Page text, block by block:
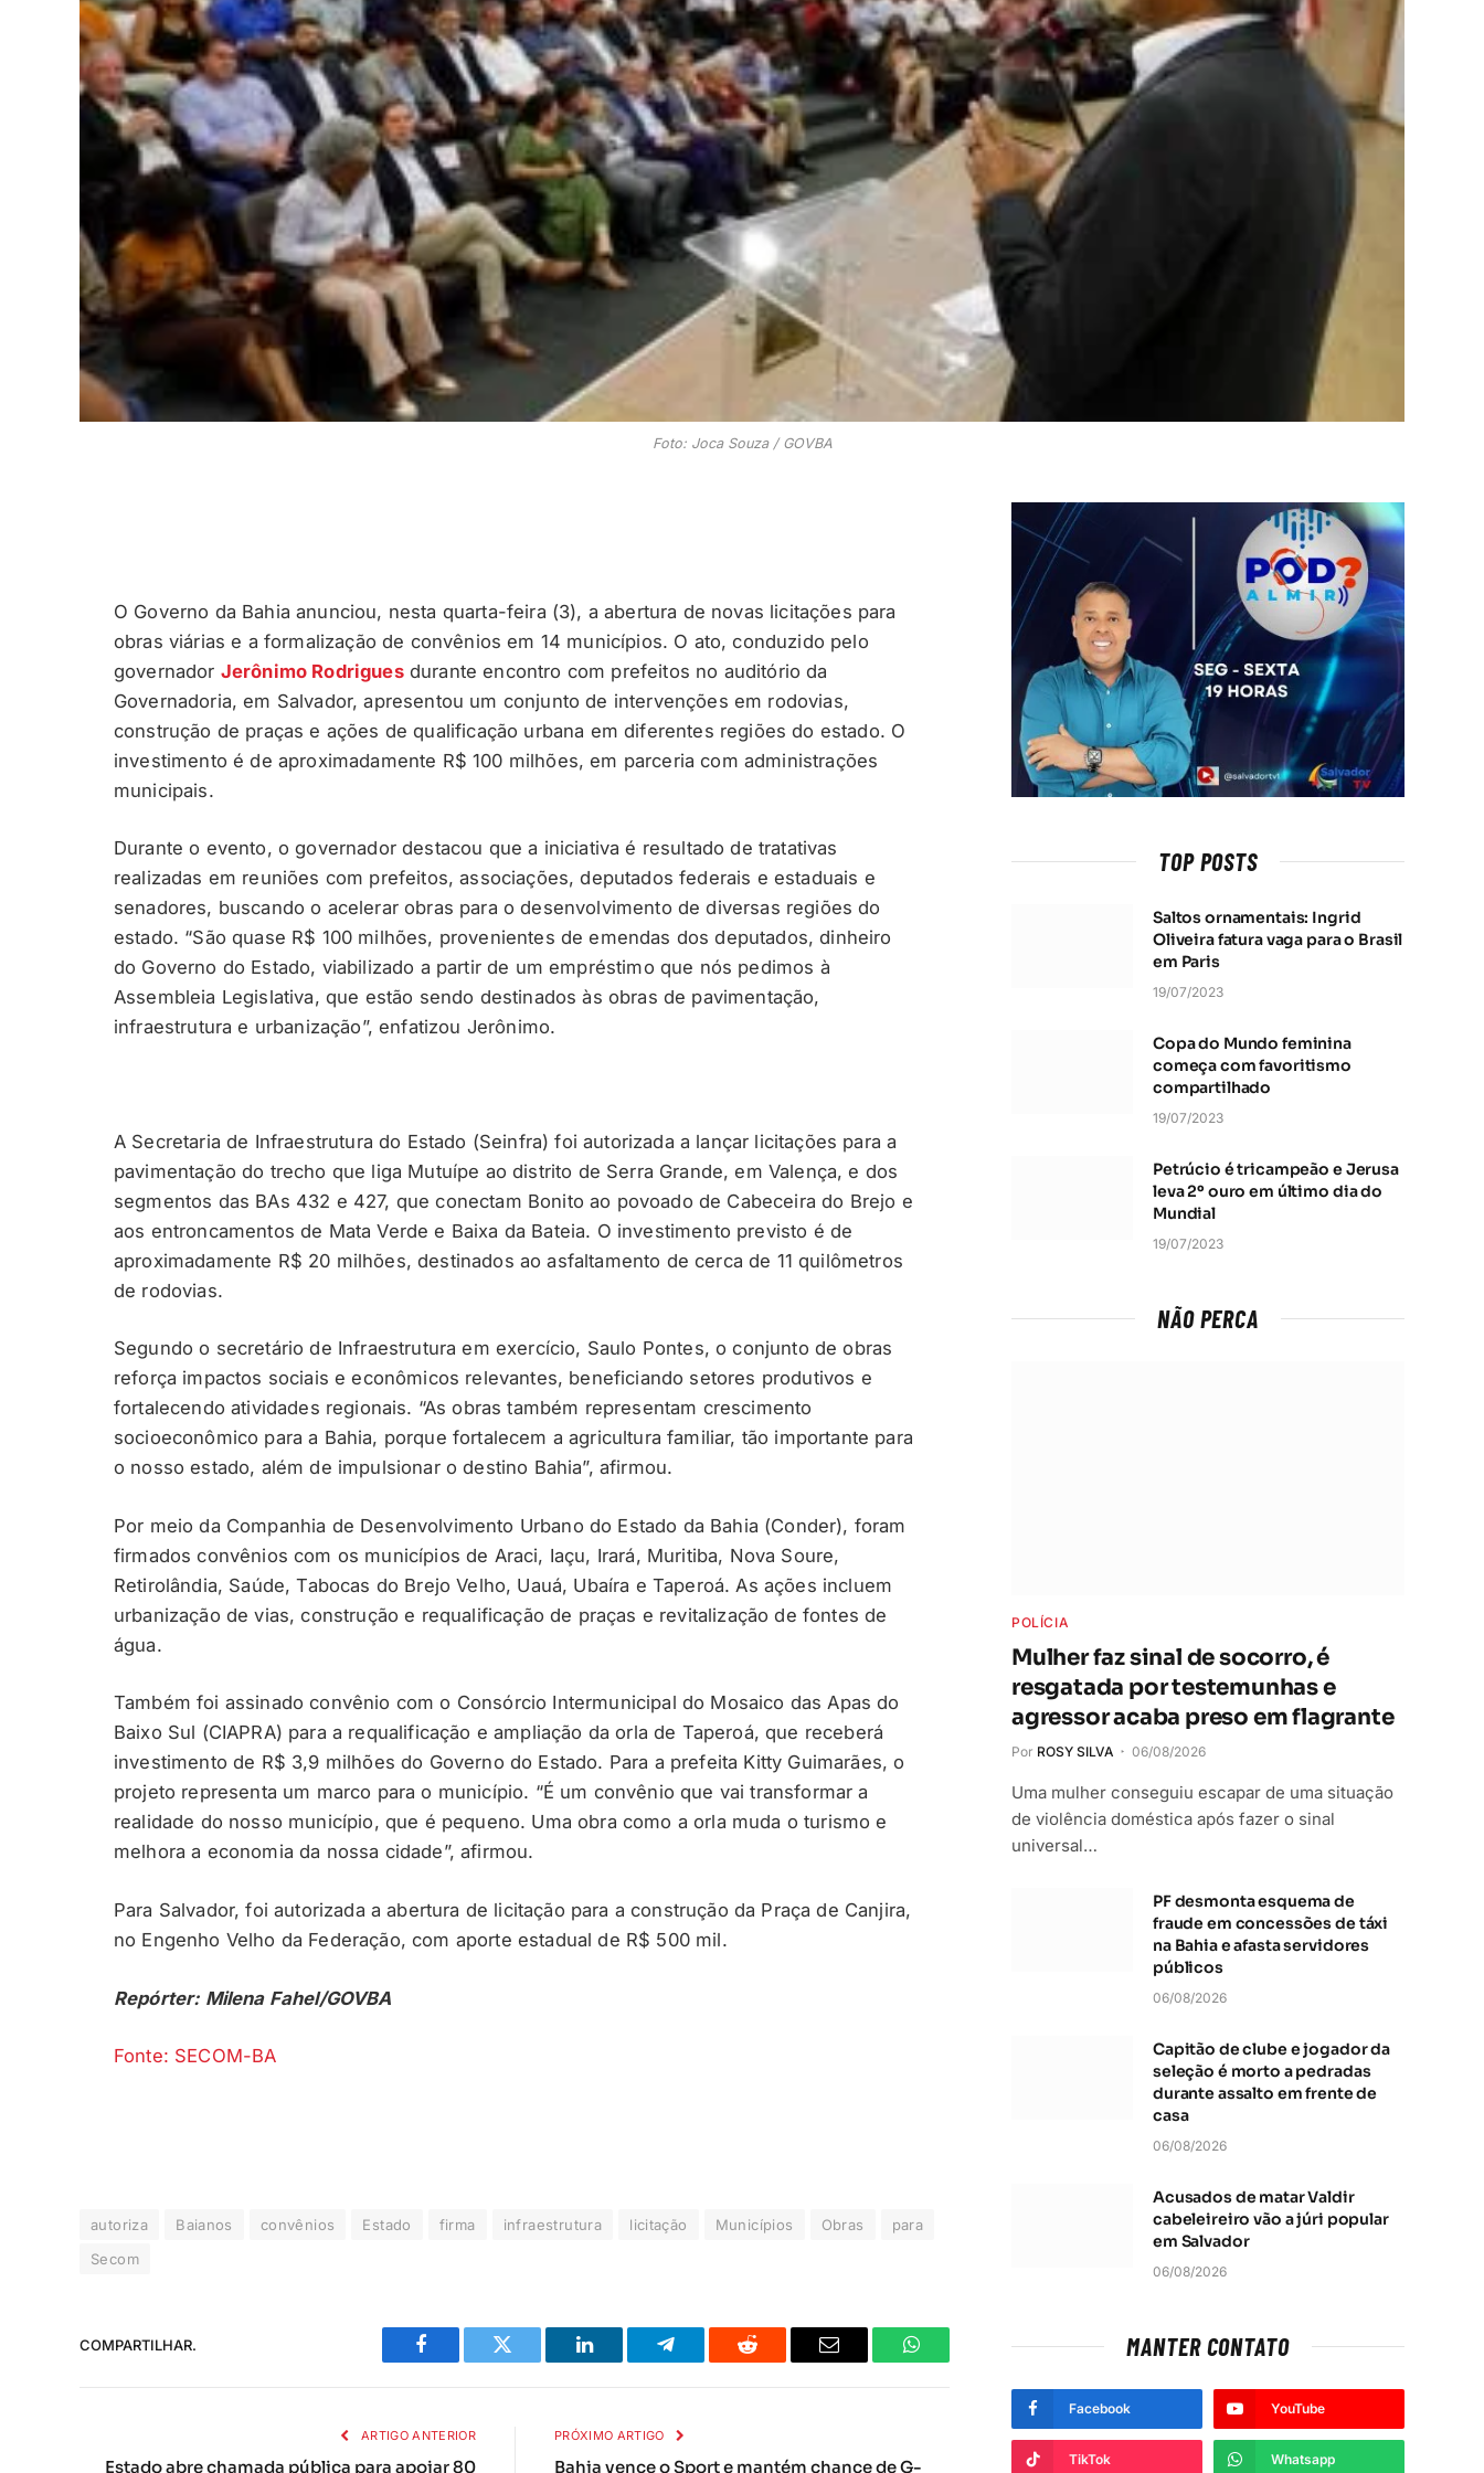
Foto: Joca Souza / GOVBA
O Governo da Bahia anunciou, nesta quarta-feira (3), a abertura de novas licitações para
obras viárias e a formalização de convênios em 14 municípios. O ato, conduzido pelo
governador Jerônimo Rodriguesdurante encontro com prefeitos no auditório da
Governadoria, em Salvador, apresentou um conjunto de intervenções em rodovias,
construção de praças e ações de qualificação urbana em diferentes regiões do estado. O
investimento é de aproximadamente R$ 100 milhões, em parceria com administrações
municipais.
Durante o evento, o governador destacou que a iniciativa é resultado de tratativas
realizadas em reuniões com prefeitos, associações, deputados federais e estaduais e
senadores, buscando o acelerar obras para o desenvolvimento de diversas regiões do
estado. “São quase R$ 100 milhões, provenientes de emendas dos deputados, dinheiro
do Governo do Estado, viabilizado a partir de um empréstimo que nós pedimos à
Assembleia Legislativa, que estão sendo destinados às obras de pavimentação,
infraestrutura e urbanização”, enfatizou Jerônimo.
A Secretaria de Infraestrutura do Estado (Seinfra) foi autorizada a lançar licitações para a
pavimentação do trecho que liga Mutuípe ao distrito de Serra Grande, em Valença, e dos
segmentos das BAs 432 e 427, que conectam Bonito ao povoado de Cabeceira do Brejo e
aos entroncamentos de Mata Verde e Baixa da Bateia. O investimento previsto é de
aproximadamente R$ 20 milhões, destinados ao asfaltamento de cerca de 11 quilômetros
de rodovias.
Segundo o secretário de Infraestrutura em exercício, Saulo Pontes, o conjunto de obras
reforça impactos sociais e econômicos relevantes, beneficiando setores produtivos e
fortalecendo atividades regionais. “As obras também representam crescimento
socioeconômico para a Bahia, porque fortalecem a agricultura familiar, tão importante para
o nosso estado, além de impulsionar o destino Bahia”, afirmou.
Por meio da Companhia de Desenvolvimento Urbano do Estado da Bahia (Conder), foram
firmados convênios com os municípios de Araci, Iaçu, Irará, Muritiba, Nova Soure,
Retirolândia, Saúde, Tabocas do Brejo Velho, Uauá, Ubaíra e Taperoá. As ações incluem
urbanização de vias, construção e requalificação de praças e revitalização de fontes de
água.
Também foi assinado convênio com o Consórcio Intermunicipal do Mosaico das Apas do
Baixo Sul (CIAPRA) para a requalificação e ampliação da orla de Taperoá, que receberá
investimento de R$ 3,9 milhões do Governo do Estado. Para a prefeita Kitty Guimarães, o
projeto representa um marco para o município. “É um convênio que vai transformar a
realidade do nosso município, que é pequeno. Uma obra como a orla muda o turismo e
melhora a economia da nossa cidade”, afirmou.
Para Salvador, foi autorizada a abertura de licitação para a construção da Praça de Canjira,
no Engenho Velho da Federação, com aporte estadual de R$ 500 mil.
Repórter: Milena Fahel/GOVBA
Fonte: SECOM-BA
autoriza Baianos convênios Estado firma infraestrutura licitação Municípios Obras
para
Secom
COMPARTILHAR.
Facebook Twitter LinkedIn TelegramaReddit
E-
Whatsapp
ARTIGO ANTERIOR
Estado abre chamada pública para apoiar 80
PRÓXIMO ARTIGO
Bahia vence o Sport e mantém chance de G-
TOP POSTS
Saltos ornamentais: Ingrid
Oliveira fatura vaga para o Brasil
em Paris
19/07/2023
Copa do Mundo feminina
começa com favoritismo
compartilhado
19/07/2023
Petrúcio é tricampeão e Jerusa
leva 2º ouro em último dia do
Mundial
19/07/2023
NÃO PERCA
POLÍCIA
Mulher faz sinal de socorro, é
resgatada por testemunhas e
agressor acaba preso em flagrante
Por ROSY SILVA 06/08/2026
Uma mulher conseguiu escapar de uma situação
de violência doméstica após fazer o sinal
universal…
PF desmonta esquema de
fraude em concessões de táxi
na Bahia e afasta servidores
públicos
06/08/2026
Capitão de clube e jogador da
seleção é morto a pedradas
durante assalto em frente de
casa
06/08/2026
Acusados de matar Valdir
cabeleireiro vão a júri popular
em Salvador
06/08/2026
MANTER CONTATO
Facebook YouTube
TikTok Whatsapp